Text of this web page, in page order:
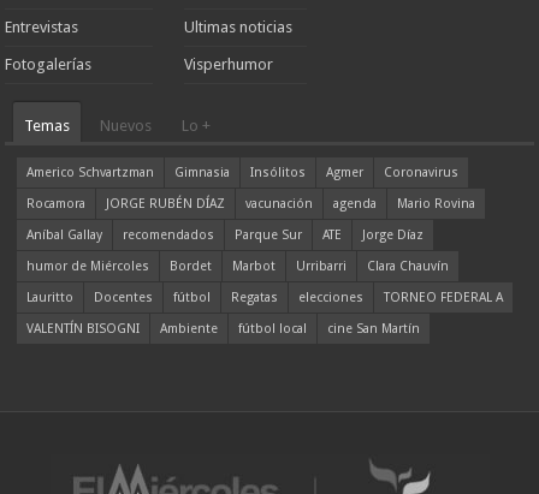
Entrevistas
Fotogalerías
Ultimas noticias
Visperhumor
Temas Nuevos Lo +
Americo Schvartzman Gimnasia Insólitos Agmer
Coronavirus
Rocamora
JORGE RUBÉN DÍAZ vacunación agenda
Mario Rovina
Aníbal Gallay
recomendados Parque Sur ATE
Jorge Díaz
humor de Miércoles
Bordet Marbot Urribarri
Clara Chauvín
Lauritto
Docentes fútbol Regatas elecciones
TORNEO FEDERAL A
VALENTÍN BISOGNI
Ambiente fútbol local cine San Martín